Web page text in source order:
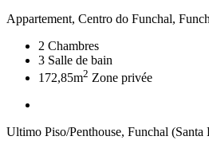
Appartement, Centro do Funchal,
2 Chambres
3 Salle de bain
172,85m2 Zone privée
Ultimo Piso/Penthouse, Funchal (Santa